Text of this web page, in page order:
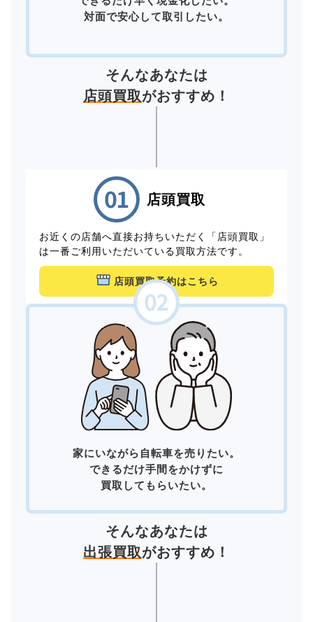
対面で安心して取引したい。
そんなあなたは
店頭買取がおすすめ！
店頭買取
お近くの店舗へ直接お持ちいただく「店頭買取」
は一番ご利用いただいている買取方法です。
店頭買取予約はこちら
家にいながら自転車を売りたい。
できるだけ手間をかけずに
買取してもらいたい。
そんなあなたは
出張買取がおすすめ！